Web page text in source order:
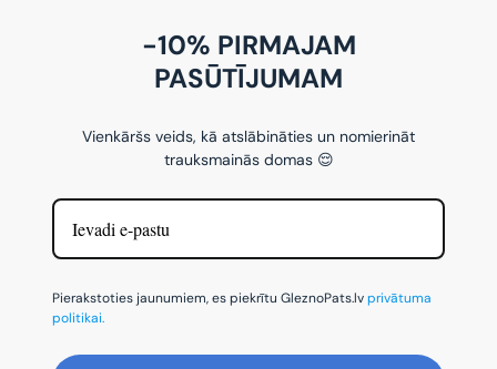
-10% PIRMAJAM
PASŪTĪJUMAM
Vienkāršs veids, kā atslābināties un nomierināt
trauksmainās domas 😌
Pierakstoties jaunumiem, es piekrītu GleznoPats.lvprivātuma
politikai.